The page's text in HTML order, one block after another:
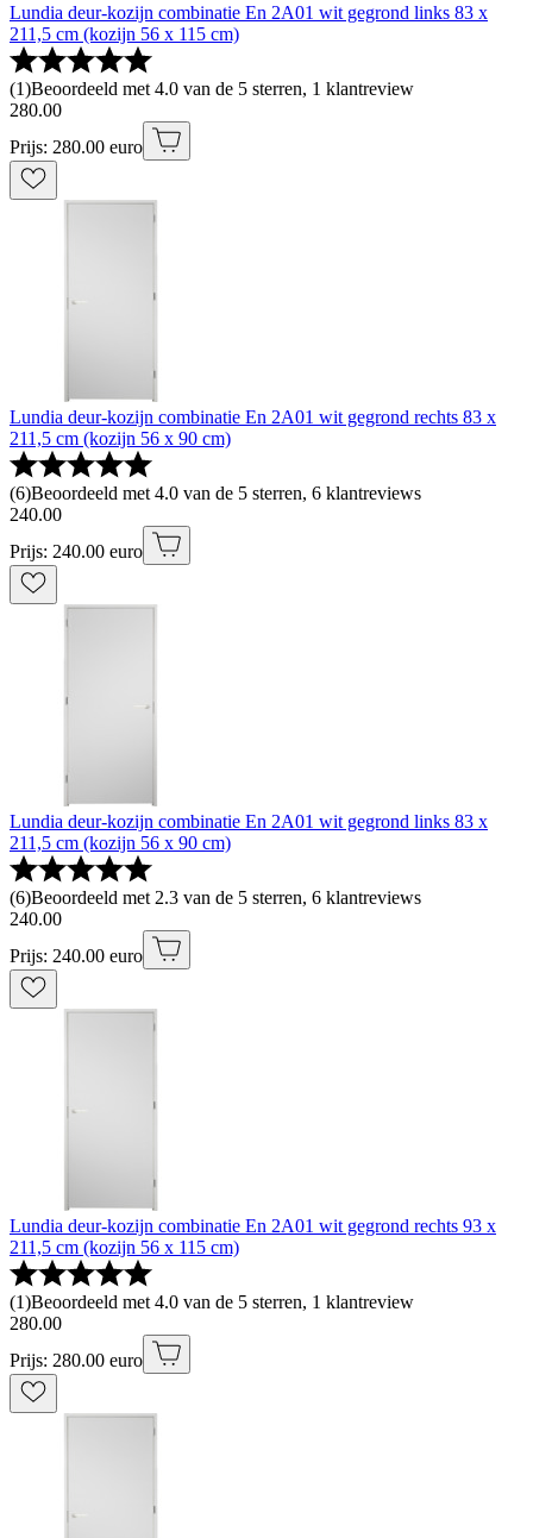
Lundia deur-kozijn combinatie En 2A01 wit gegrond links 83 x
211,5 cm (kozijn 56 x 115 cm)
(1)Beoordeeld met 4.0 van de 5 sterren, 1 klantreview
280.00
Prijs: 280.00 euro
Lundia deur-kozijn combinatie En 2A01 wit gegrond rechts 83 x
211,5 cm (kozijn 56 x 90 cm)
(6)Beoordeeld met 4.0 van de 5 sterren, 6 klantreviews
240.00
Prijs: 240.00 euro
Lundia deur-kozijn combinatie En 2A01 wit gegrond links 83 x
211,5 cm (kozijn 56 x 90 cm)
(6)Beoordeeld met 2.3 van de 5 sterren, 6 klantreviews
240.00
Prijs: 240.00 euro
Lundia deur-kozijn combinatie En 2A01 wit gegrond rechts 93 x
211,5 cm (kozijn 56 x 115 cm)
(1)Beoordeeld met 4.0 van de 5 sterren, 1 klantreview
280.00
Prijs: 280.00 euro